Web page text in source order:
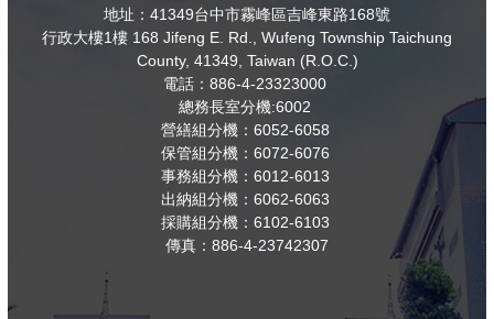
地址：41349台中市霧峰區吉峰東路168號
行政大樓1樓 168 Jifeng E. Rd., Wufeng Township Taichung
County, 41349, Taiwan (R.O.C.)
電話：886-4-23323000
總務長室分機:6002
營繕組分機：6052-6058
保管組分機：6072-6076
事務組分機：6012-6013
出納組分機：6062-6063
採購組分機：6102-6103
傳真：886-4-23742307